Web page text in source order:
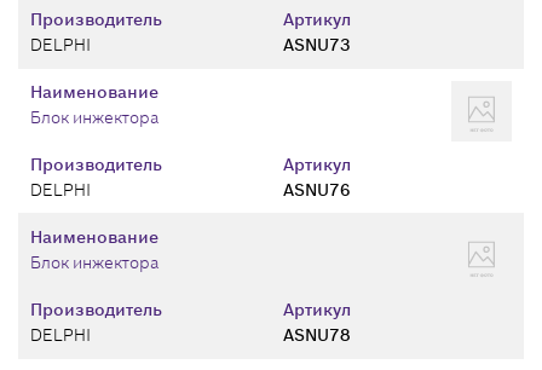
Производитель
DELPHI
Артикул
ASNU73
Производитель
DELPHI
Артикул
ASNU76
Наименование
Блок инжектора
Производитель
DELPHI
Артикул
ASNU78
Наименование
Блок инжектора